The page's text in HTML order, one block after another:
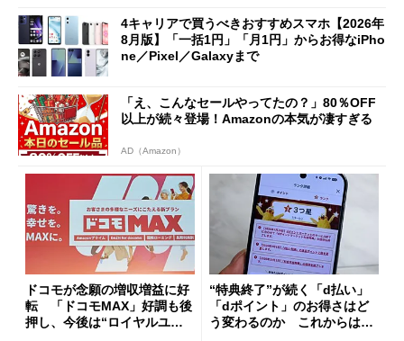
4キャリアで買うべきおすすめスマホ【2026年
8月版】「一括1円」「月1円」からお得なiPho
ne／Pixel／Galaxyまで
「え、こんなセールやってたの？」80％OFF
以上が続々登場！Amazonの本気が凄すぎる
AD（Amazon）
ドコモが念願の増収増益に好
転 「ドコモMAX」好調も後
押し、今後は“ロイヤルユー
“特典終了”が続く「d払い」
「dポイント」のお得さはど
う変わるのか これからは